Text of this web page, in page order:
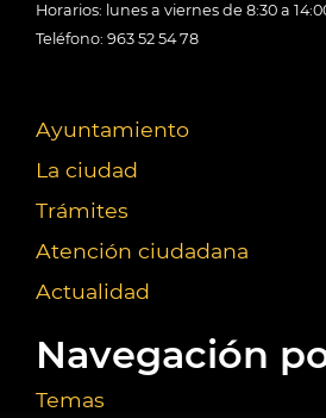
Horarios: lunes a viernes de 8:30 a
Teléfono: 963 52 54 78
Ayuntamiento
La ciudad
Trámites
Atención ciudadana
Actualidad
Navegación
Temas